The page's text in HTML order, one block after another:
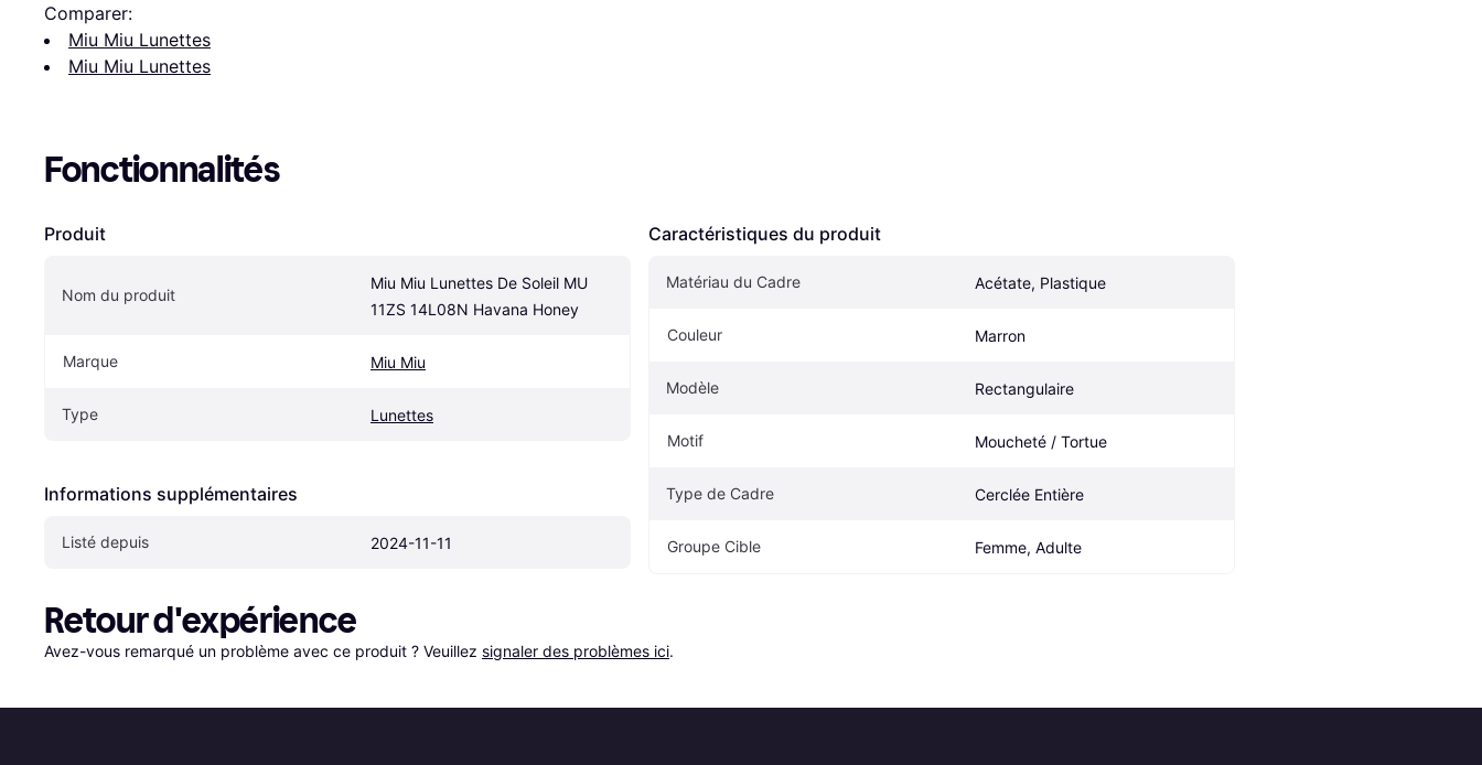
Comparer:
Miu Miu Lunettes
Miu Miu Lunettes
Fonctionnalités
Produit
Nom du produit
Miu Miu Lunettes De Soleil MU
11ZS 14L08N Havana Honey
Marque Miu Miu
Type Lunettes
Informations supplémentaires
Listé depuis 2024-11-11
Caractéristiques du produit
Matériau du Cadre Acétate, Plastique
Couleur Marron
Modèle Rectangulaire
Motif Moucheté / Tortue
Type de Cadre Cerclée Entière
Groupe Cible Femme, Adulte
Retour d'expérience
Avez-vous remarqué un problème avec ce produit ? Veuillez signaler des problèmes ici.